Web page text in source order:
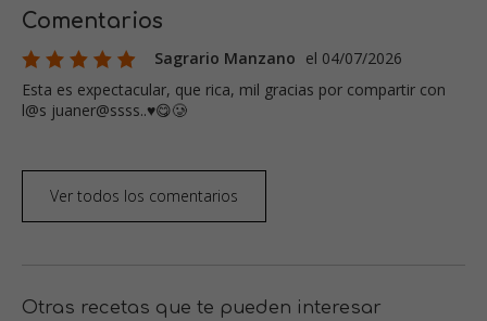
Comentarios
Sagrario Manzano el 04/07/2026
Esta es expectacular, que rica, mil gracias por compartir con
l@s juaner@ssss..♥️😋🥲
Ver todos los comentarios
Otras recetas que te pueden interesar